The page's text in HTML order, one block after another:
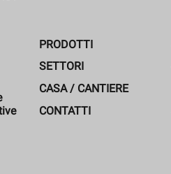
PRODOTTI
SETTORI
CASA / CANTIERE
CONTATTI